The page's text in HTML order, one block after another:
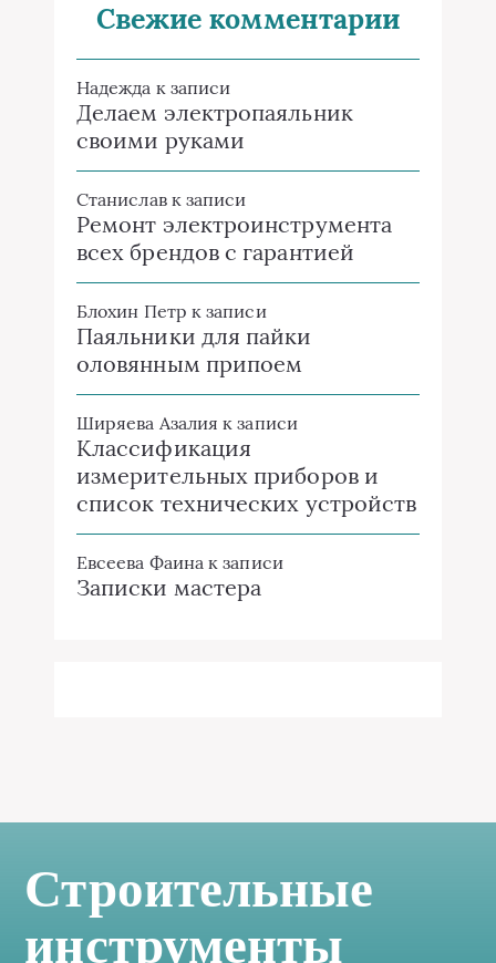
Свежие комментарии
Надежда к записи
Делаем электропаяльник
своими руками
Станиславк записи
Ремонт электроинструмента
всех брендов с гарантией
Блохин Петр к записи
Паяльники для пайки
оловянным припоем
Ширяева Азалия к записи
Классификация
измерительных приборов и
список технических устройств
Евсеева Фаина к записи
Записки мастера
Строительные
инструменты